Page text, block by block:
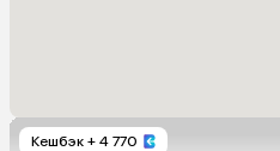
Кешбэк + 4 770